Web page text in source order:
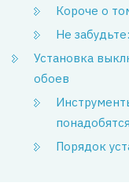
Короче о
Не забудьте:
Установка
обоев
понадобятся
Порядок